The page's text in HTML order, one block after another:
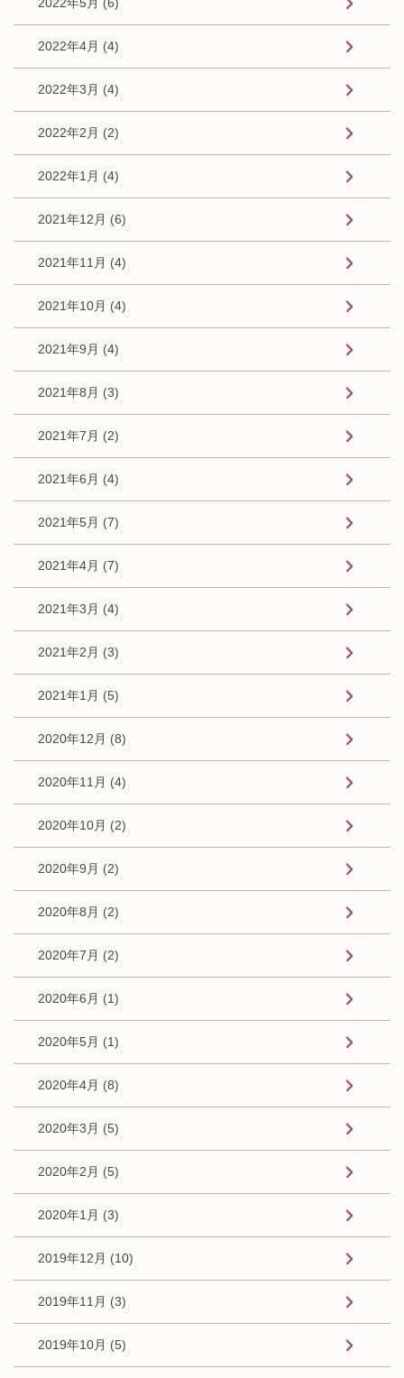
2022年5月 (6)
2022年4月 (4)
2022年3月 (4)
2022年2月 (2)
2022年1月 (4)
2021年12月 (6)
2021年11月 (4)
2021年10月 (4)
2021年9月 (4)
2021年8月 (3)
2021年7月 (2)
2021年6月 (4)
2021年5月 (7)
2021年4月 (7)
2021年3月 (4)
2021年2月 (3)
2021年1月 (5)
2020年12月 (8)
2020年11月 (4)
2020年10月 (2)
2020年9月 (2)
2020年8月 (2)
2020年7月 (2)
2020年6月 (1)
2020年5月 (1)
2020年4月 (8)
2020年3月 (5)
2020年2月 (5)
2020年1月 (3)
2019年12月 (10)
2019年11月 (3)
2019年10月 (5)